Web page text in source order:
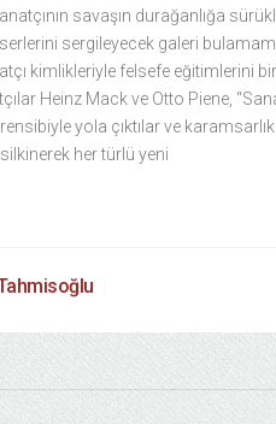
savaşın durağanlığa
sergileyecek galeri
kimlikleriyle felsefe eğitimlerini
Heinz Mack ve Otto Piene,
yola çıktılar ve karamsarlık
her türlü yeni